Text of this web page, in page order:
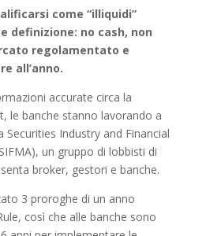
come “illiquidi”
definizione: no cash, non
regolamentato e
all’anno.
accurate circa la
le banche stanno lavorando a
Industry and Financial
un gruppo di lobbisti di
broker, gestori e banche.
3 proroghe di un anno
così che alle banche sono